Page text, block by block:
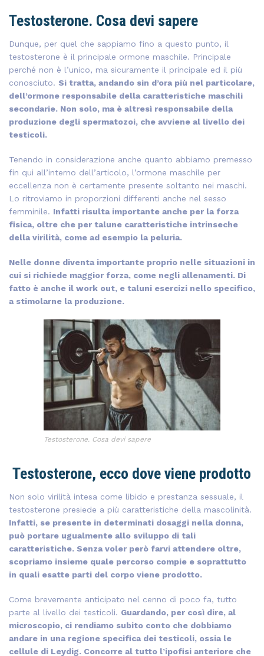
Testosterone. Cosa devi sapere
Dunque, per quel che sappiamo fino a questo punto, il
testosterone è il principale ormone maschile. Principale
perché non è l’unico, ma sicuramente il principale ed il più
conosciuto. Si tratta, andando sin d’ora più nel particolare,
dell’ormone responsabile della caratteristiche maschili
secondarie. Non solo, ma è altresì responsabile della
produzione degli spermatozoi, che avviene al livello dei
testicoli.
Tenendo in considerazione anche quanto abbiamo premesso
fin qui all’interno dell’articolo, l’ormone maschile per
eccellenza non è certamente presente soltanto nei maschi.
Lo ritroviamo in proporzioni differenti anche nel sesso
femminile. Infatti risulta importante anche per la forza
fisica, oltre che per talune caratteristiche intrinseche
della virilità, come ad esempio la peluria.
Nelle donne diventa importante proprio nelle situazioni in
cui si richiede maggior forza, come negli allenamenti. Di
fatto è anche il work out, e taluni esercizi nello specifico,
a stimolarne la produzione.
Testosterone. Cosa devi sapere
Testosterone, ecco dove viene prodotto
Non solo virilità intesa come libido e prestanza sessuale, il
testosterone presiede a più caratteristiche della mascolinità.
Infatti, se presente in determinati dosaggi nella donna,
può portare ugualmente allo sviluppo di tali
caratteristiche. Senza voler però farvi attendere oltre,
scopriamo insieme quale percorso compie e soprattutto
in quali esatte parti del corpo viene prodotto.
Come brevemente anticipato nel cenno di poco fa, tutto
parte al livello dei testicoli. Guardando, per così dire, al
microscopio, ci rendiamo subito conto che dobbiamo
andare in una regione specifica dei testicoli, ossia le
cellule di Leydig. Concorre al tutto l’ipofisi anteriore che